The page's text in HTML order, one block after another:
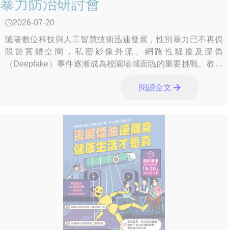
暴力防治研討會
2026-07-20
隨著數位科技與人工智慧技術迅速發展，性別暴力已不再侷
限於實體空間，私密影像外流、網路性騷擾及深偽
（Deepfake）事件逐漸成為校園場域面臨的重要挑戰。教育
閱讀全文